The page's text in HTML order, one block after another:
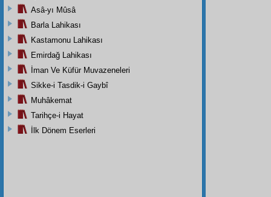
Asâ-yı Mûsâ
Barla Lahikası
Kastamonu Lahikası
Emirdağ Lahikası
İman Ve Küfür Muvazeneleri
Sikke-i Tasdik-i Gaybî
Muhâkemat
Tarihçe-i Hayat
İlk Dönem Eserleri